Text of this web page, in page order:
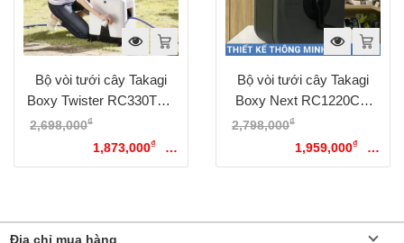
Bộ vòi tưới cây Takagi
Boxy Twister RC330TNB
Nhật Bản, 30 mét
2,698,000₫
1,873,000₫
Giá
hiện tại là: 1,873,000₫.
Bộ vòi tưới cây Takagi
Boxy Next RC1220CG
Nhật Bản, dây dài 20M
2,798,000₫
1,959,000₫
Giá
hiện tại là: 1,959,000₫.
Địa chỉ mua hàng